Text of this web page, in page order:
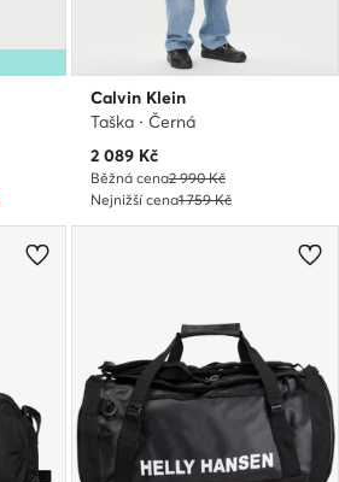
Calvin Klein
Taška · Černá
Aktuální cena
2 089 Kč
Běžná cena2 990 Kč
Nejnižší cena1 759 Kč